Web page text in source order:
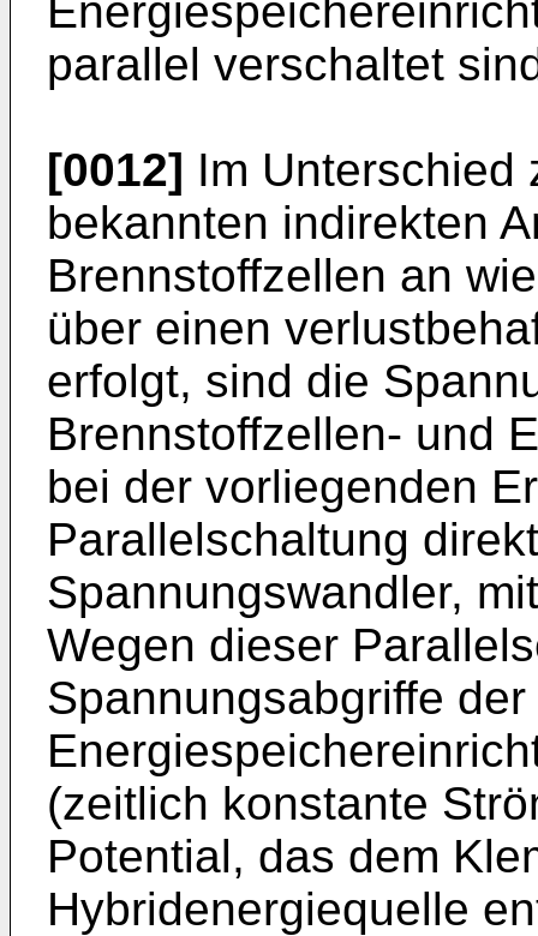
parallel verschaltet
[0012] Im Unterschied
bekannten indirekten
Brennstoffzellen an
über einen
erfolgt, sind die
Brennstoffzellen- und
bei der vorliegenden
Parallelschaltung
Spannungswandler,
Wegen dieser
Spannungsabgriffe
(zeitlich konstante
Potential, das dem
Hybridenergiequelle